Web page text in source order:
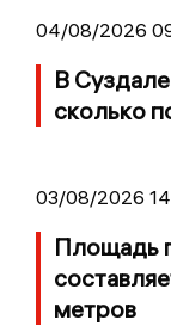
04/08/2026
В
сколько
03/08/2026
Площадь
метров